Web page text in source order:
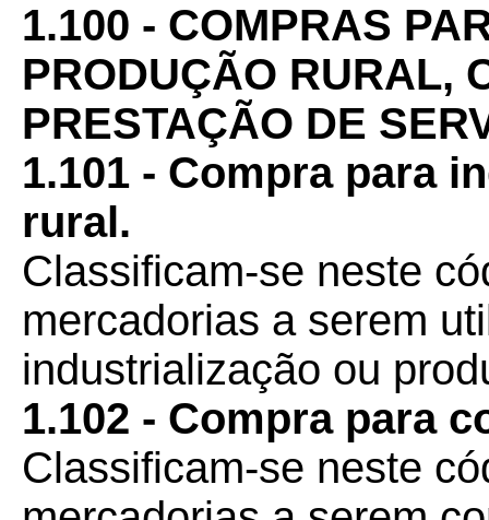
1.100 - COMPRAS
PRODUÇÃO RURAL,
PRESTAÇÃO DE
1.101 - Compra para
rural.
Classificam-se neste
mercadorias a serem
industrialização ou
1.102 - Compra para
Classificam-se neste